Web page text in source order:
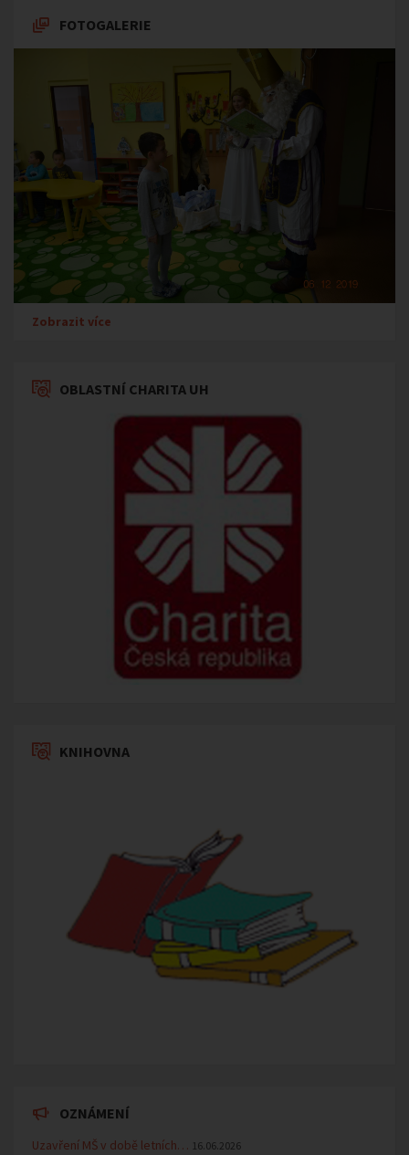
FOTOGALERIE
Zobrazit více
OBLASTNÍ CHARITA UH
KNIHOVNA
OZNÁMENÍ
Uzavření MŠ v době letních… 16.06.2026